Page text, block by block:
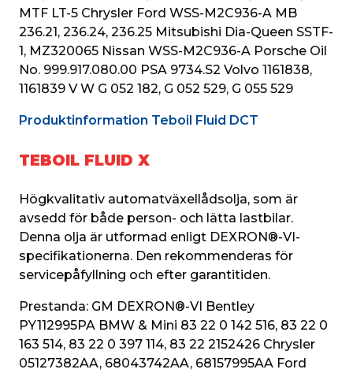
MTF LT-5 Chrysler Ford WSS-M2C936-A MB
236.21, 236.24, 236.25 Mitsubishi Dia-Queen SSTF-
1, MZ320065 Nissan WSS-M2C936-A Porsche Oil
No. 999.917.080.00 PSA 9734.S2 Volvo 1161838,
1161839 V W G 052 182, G 052 529, G 055 529
Produktinformation Teboil Fluid DCT
TEBOIL FLUID X
Högkvalitativ automatväxellådsolja, som är
avsedd för både person- och lätta lastbilar.
Denna olja är utformad enligt DEXRON®-VI-
specifikationerna. Den rekommenderas för
servicepåfyllning och efter garantitiden.
Prestanda: GM DEXRON®-VI Bentley
PY112995PA BMW & Mini 83 22 0 142 516, 83 22 0
163 514, 83 22 0 397 114, 83 22 2152426 Chrysler
05127382AA, 68043742AA, 68157995AA Ford